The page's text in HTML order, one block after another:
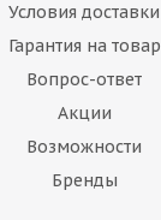
Условия доставки
Гарантия на товар
Вопрос-ответ
Акции
Возможности
Бренды